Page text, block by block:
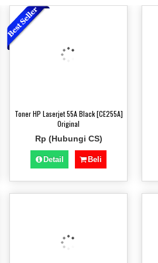
Toner HP Laserjet 55A Black [CE255A]
Original
Rp (Hubungi CS)
Detail Beli